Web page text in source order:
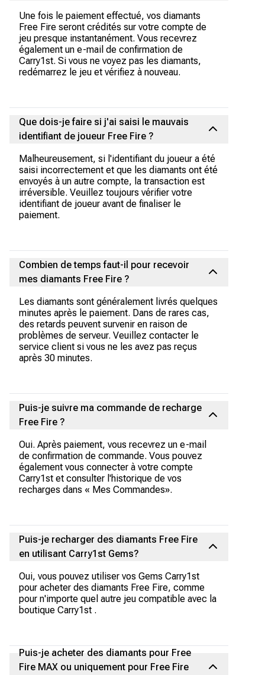
Une fois le paiement effectué, vos diamants
Free Fire seront crédités sur votre compte de
jeu presque instantanément. Vous recevrez
également un e-mail de confirmation de
Carry1st. Si vous ne voyez pas les diamants,
redémarrez le jeu et vérifiez à nouveau.
Que dois-je faire si j'ai saisi le mauvais
identifiant de joueur Free Fire ?
Malheureusement, si l'identifiant du joueur a été
saisi incorrectement et que les diamants ont été
envoyés à un autre compte, la transaction est
irréversible. Veuillez toujours vérifier votre
identifiant de joueur avant de finaliser le
paiement.
Combien de temps faut-il pour recevoir
mes diamants Free Fire ?
Les diamants sont généralement livrés quelques
minutes après le paiement. Dans de rares cas,
des retards peuvent survenir en raison de
problèmes de serveur. Veuillez contacter le
service client si vous ne les avez pas reçus
après 30 minutes.
Puis-je suivre ma commande de recharge
Free Fire ?
Oui. Après paiement, vous recevrez un e-mail
de confirmation de commande. Vous pouvez
également vous connecter à votre compte
Carry1st et consulter l'historique de vos
recharges dans « Mes Commandes».
Puis-je recharger des diamants Free Fire
en utilisant Carry1st Gems?
Oui, vous pouvez utiliser vos Gems Carry1st
pour acheter des diamants Free Fire, comme
pour n'importe quel autre jeu compatible avec la
boutique Carry1st .
Puis-je acheter des diamants pour Free
Fire MAX ou uniquement pour Free Fire